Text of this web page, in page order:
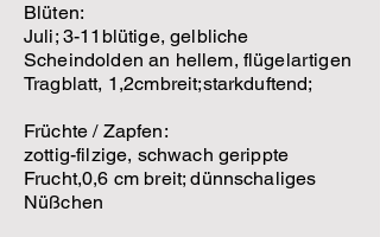
Blüten:
Juli; 3-11blütige, gelbliche
Scheindolden an hellem, flügelartigen
Tragblatt, 1,2cmbreit;starkduftend;
Früchte / Zapfen:
zottig-filzige, schwach gerippte
Frucht,0,6 cm breit; dünnschaliges
Nüßchen